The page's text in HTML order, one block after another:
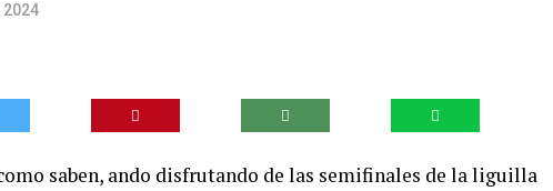
saben, ando disfrutando de las semifinales de la liguilla